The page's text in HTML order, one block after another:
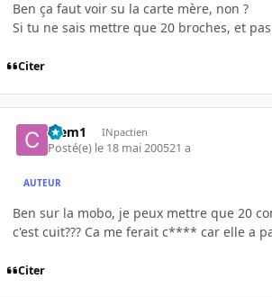
Ben ça faut voir su la carte mère, non ?
Si tu ne sais mettre que 20 broches, et
Citer
Clem1 INpactien
Posté(e) le 18 mai 200521 a
AUTEUR
Ben sur la mobo, je peux mettre que 20
c'est cuit??? Ca me ferait c**** car elle a
Citer